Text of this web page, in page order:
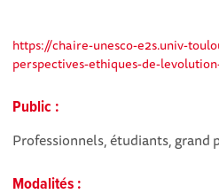
https://chaire-unesco-e2s.univ-
perspectives-ethiques-de-
Public :
Professionnels, étudiants, grand
Modalités :